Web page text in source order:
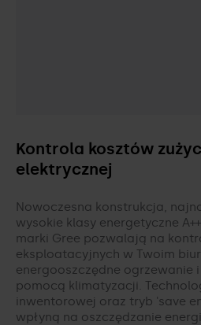
Kontrola kosztów
elektrycznej
Nowoczesna konstrukcja,
wysokie klasy energetyczne
marki Gree pozwalają na
eksploatacyjnych w Twoim
energooszczędne ogrzewanie i
pomocą klimatyzacji.
inwentorowej oraz tryb 'save
wpłyną na oszczędzanie energii.